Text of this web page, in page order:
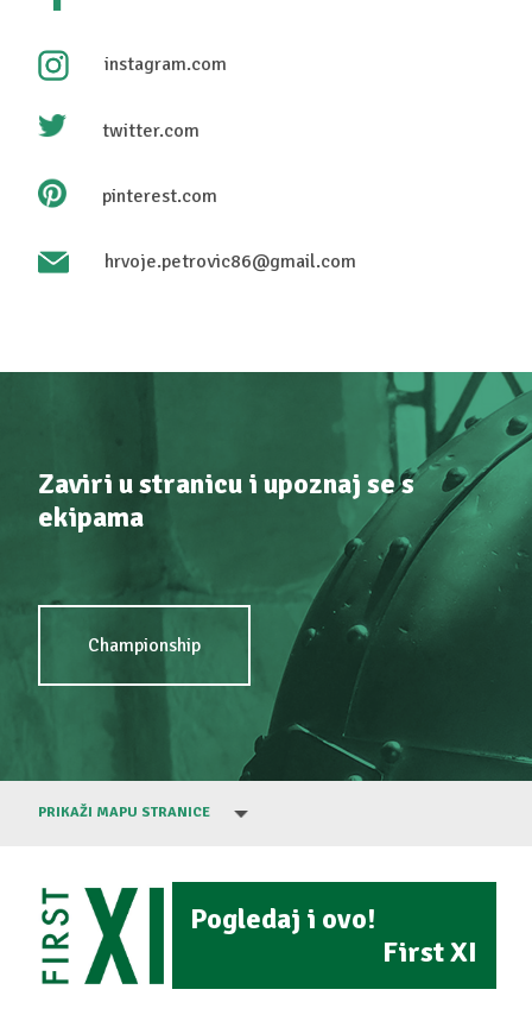
instagram.com
twitter.com
pinterest.com
hrvoje.petrovic86@gmail.com
Zaviri u stranicu i upoznaj se s
ekipama
Championship
PRIKAŽI MAPU STRANICE
Pogledaj i ovo!
First XI